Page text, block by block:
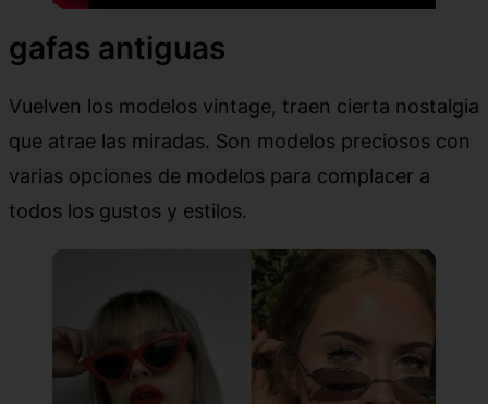
gafas antiguas
Vuelven los modelos vintage, traen cierta nostalgia
que atrae las miradas. Son modelos preciosos con
varias opciones de modelos para complacer a
todos los gustos y estilos.